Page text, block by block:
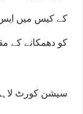
کے کیس میں
کو دھمکانے کے